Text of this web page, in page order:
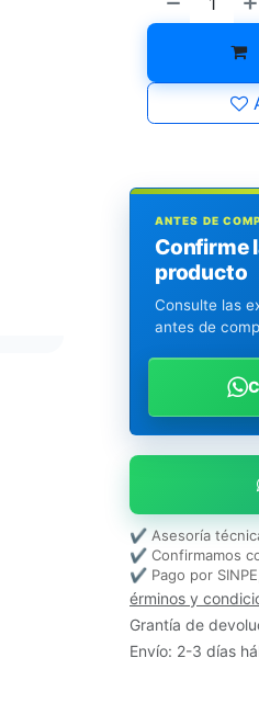
ANTES DE
Confirme
producto
Consulte las
antes de
✔ Asesoría
✔ Confirmamos
✔ Pago por
érminos y
Grantía de
Envío: 2-3 días